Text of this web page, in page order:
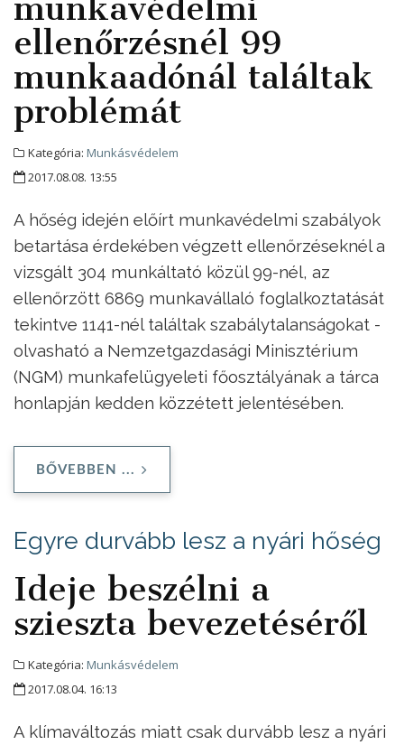
munkavédelmi
ellenőrzésnél 99
munkaadónál találtak
problémát
Kategória: Munkásvédelem
2017.08.08. 13:55
A hőség idején előírt munkavédelmi szabályok
betartása érdekében végzett ellenőrzéseknél a
vizsgált 304 munkáltató közül 99-nél, az
ellenőrzött 6869 munkavállaló foglalkoztatását
tekintve 1141-nél találtak szabálytalanságokat -
olvasható a Nemzetgazdasági Minisztérium
(NGM) munkafelügyeleti főosztályának a tárca
honlapján kedden közzétett jelentésében.
BŐVEBBEN ...
Egyre durvább lesz a nyári hőség
Ideje beszélni a
szieszta bevezetéséről
Kategória: Munkásvédelem
2017.08.04. 16:13
A klímaváltozás miatt csak durvább lesz a nyári